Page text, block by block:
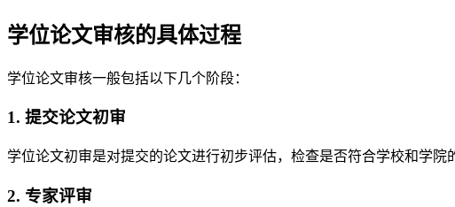
学位论文审核的具体过程
学位论文审核一般包括以下几个阶段：
1. 提交论文初审
学位论文初审是对提交的论文进行初步评估，检查是否符合学校和学
2. 专家评审